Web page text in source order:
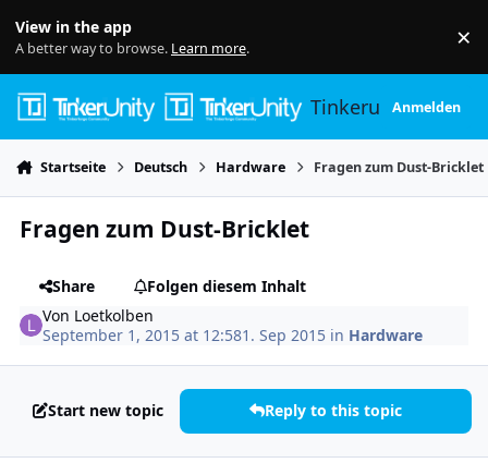
View in the app
A better way to browse. Learn more. ×
TinkerunityAnmelden
Startseite Deutsch Hardware Fragen zum Dust-Bricklet
Fragen zum Dust-Bricklet
Share
Folgen diesem Inhalt
Von Loetkolben
September 1, 2015 at 12:581. Sep 2015 in Hardware
Start new topic Reply to this topic